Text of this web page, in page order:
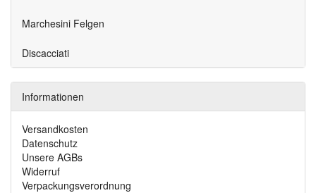
Marchesini Felgen
Discacciati
Informationen
Versandkosten
Datenschutz
Unsere AGBs
Widerruf
Verpackungsverordnung